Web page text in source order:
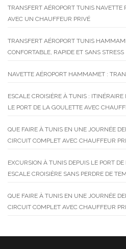
TRANSFERT AÉROPORT TUNIS
AVEC UN CHAUFFEUR PRIVÉ
TRANSFERT AÉROPORT TUNIS
CONFORTABLE, RAPIDE ET SANS STRESS
NAVETTE AÉROPORT HAMMAMET :
ESCALE CROISIÈRE À TUNIS :
LE PORT DE LA GOULETTE AVEC
QUE FAIRE À TUNIS EN UNE JOURNÉE
CIRCUIT COMPLET AVEC CHAUFFEUR
EXCURSION À TUNIS DEPUIS LE PORT
ESCALE CROISIÈRE SANS PERDRE DE
QUE FAIRE À TUNIS EN UNE JOURNÉE
CIRCUIT COMPLET AVEC CHAUFFEUR